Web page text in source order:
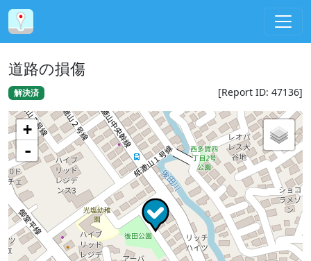
道路の損傷
解決済 [Report ID: 47136]
+
-